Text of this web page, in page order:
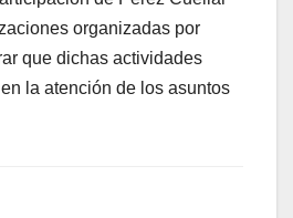
organizadas por
que dichas actividades
la atención de los asuntos